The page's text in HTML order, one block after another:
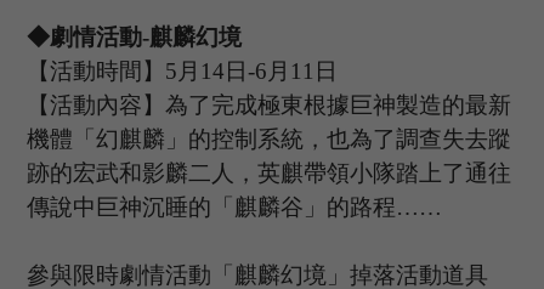
◆劇情活動-麒麟幻境
【活動時間】 5 月 14日-6 月 11 日
【活動內容】為了完成極東根據巨神製造的最新
機體「幻麒麟」的控制系統，也為了調查失去蹤
跡的宏武和影麟二人，英麒帶領小隊踏上了通往
傳說中巨神沉睡的「麒麟谷」的路程……
參與限時劇情活動「麒麟幻境」掉落活動道具